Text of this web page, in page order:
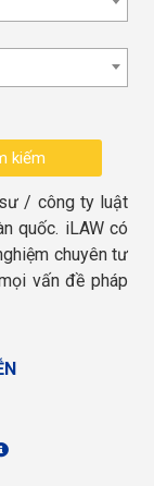
/ công ty luật
quốc. iLAW có
chuyên tư
vấn đề pháp